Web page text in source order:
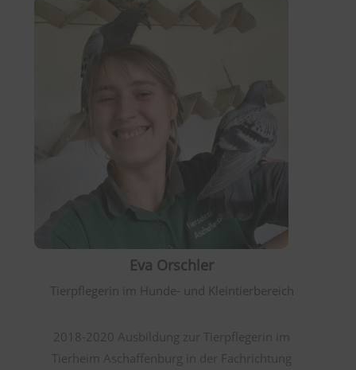
Eva Orschler
Tierpflegerin im Hunde- und Kleintierbereich
2018-2020 Ausbildung zur Tierpflegerin im
Tierheim Aschaffenburg in der Fachrichtung